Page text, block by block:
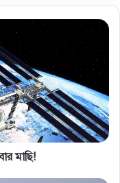
মাছি!